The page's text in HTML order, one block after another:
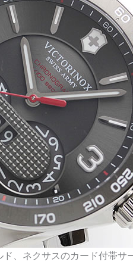
、ネクサスのカード付帯サ